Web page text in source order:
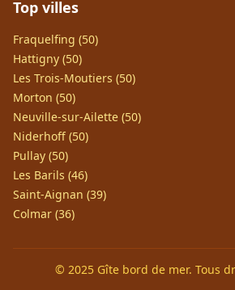
Top villes
Fraquelfing (50)
Hattigny (50)
Les Trois-Moutiers (50)
Morton (50)
Neuville-sur-Ailette (50)
Niderhoff (50)
Pullay (50)
Les Barils (46)
Saint-Aignan (39)
Colmar (36)
© 2025 Gîte bord de mer. Tous